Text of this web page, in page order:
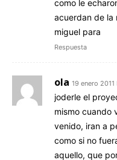
como le
acuerdan de la
miguel para
Respuesta
ola 19 enero 2011
joderle el
mismo cuando
venido, iran a
como si no
aquello, que